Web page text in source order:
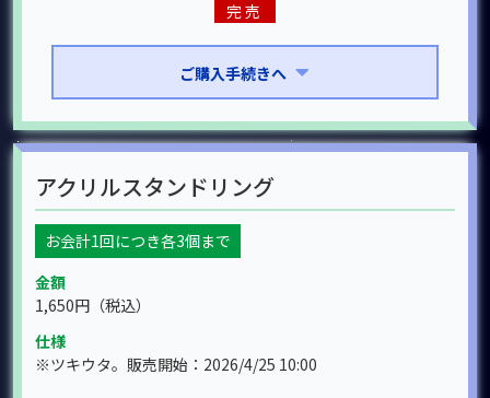
完売
ご購入手続きへ
アクリルスタンドリング
お会計1回につき各3個まで
金額
1,650円 （税込）
仕様
※ツキウタ。販売開始：2026/4/25 10:00